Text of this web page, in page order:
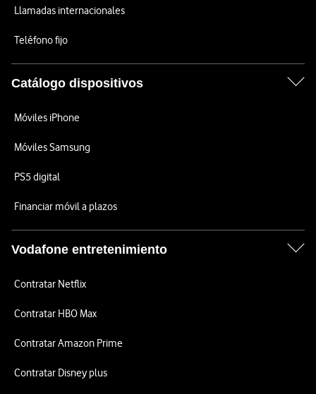
Llamadas internacionales
Teléfono fijo
Catálogo dispositivos
Móviles iPhone
Móviles Samsung
PS5 digital
Financiar móvil a plazos
Vodafone entretenimiento
Contratar Netflix
Contratar HBO Max
Contratar Amazon Prime
Contratar Disney plus